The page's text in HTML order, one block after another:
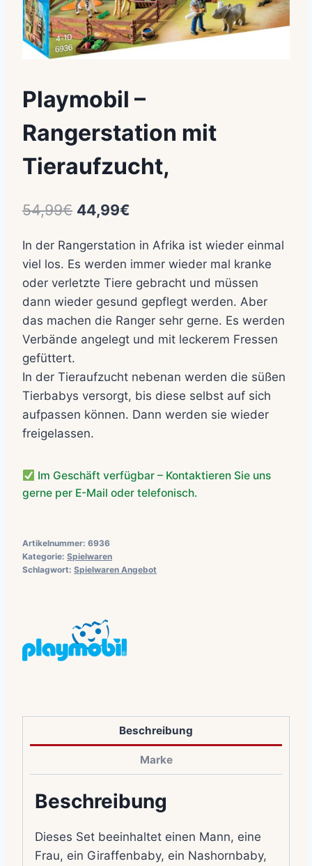
Playmobil –
Rangerstation mit
Tieraufzucht,
54,99€ Ursprünglicher
war:
54,99€
44,99€
ist:
44,99€.
In der Rangerstation in Afrika ist wieder einmal
viel los. Es werden immer wieder mal kranke
oder verletzte Tiere gebracht und müssen
dann wieder gesund gepflegt werden. Aber
das machen die Ranger sehr gerne. Es werden
Verbände angelegt und mit leckerem Fressen
gefüttert.
In der Tieraufzucht nebenan werden die süßen
Tierbabys versorgt, bis diese selbst auf sich
aufpassen können. Dann werden sie wieder
freigelassen.
Im Geschäft verfügbar – Kontaktieren Sie uns
gerne per E-Mail oder telefonisch.
Artikelnummer: 6936
Kategorie: Spielwaren
Schlagwort: Spielwaren Angebot
Beschreibung
Marke
Beschreibung
Dieses Set beeinhaltet einen Mann, eine
Frau, ein Giraffenbaby, ein Nashornbaby,